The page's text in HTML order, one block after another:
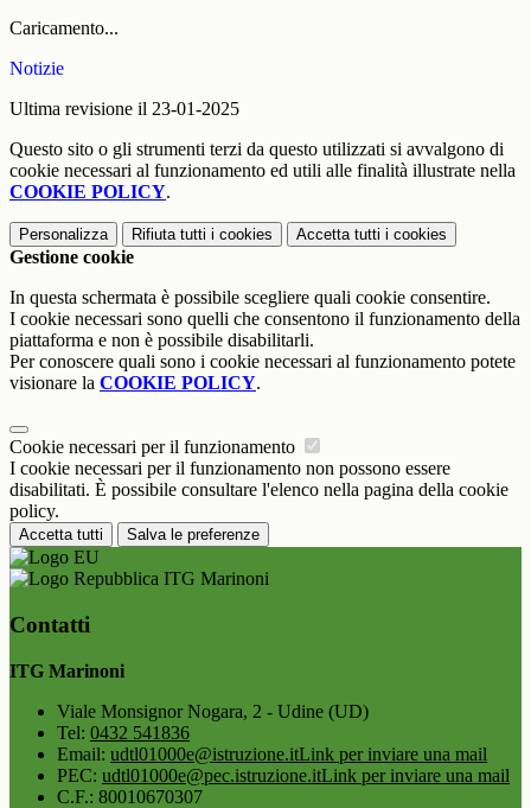
Caricamento...
Notizie
Ultima revisione il 23-01-2025
Questo sito o gli strumenti terzi da questo utilizzati si avvalgono di
cookie necessari al funzionamento ed utili alle finalità illustrate nella
COOKIE POLICY.
Personalizza Rifiuta tutti i cookies Accetta tutti i cookies
Gestione cookie
In questa schermata è possibile scegliere quali cookie consentire.
I cookie necessari sono quelli che consentono il funzionamento della
piattaforma e non è possibile disabilitarli.
Per conoscere quali sono i cookie necessari al funzionamento potete
visionare la COOKIE POLICY.
Cookie necessari per il funzionamento
I cookie necessari per il funzionamento non possono essere
disabilitati. È possibile consultare l'elenco nella pagina della cookie
policy.
Accetta tutti Salva le preferenze
ITG Marinoni
Contatti
ITG Marinoni
Viale Monsignor Nogara, 2 - Udine (UD)
Tel: 0432 541836
Email: udtl01000e@istruzione.itLink per inviare una mail
PEC: udtl01000e@pec.istruzione.itLink per inviare una mail
C.F.: 80010670307